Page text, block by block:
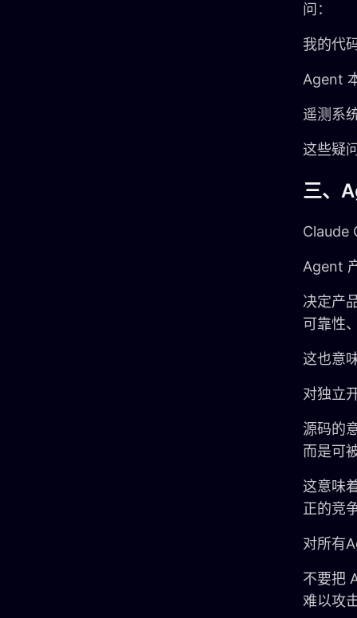
问：
我的代
Agent
遥测系
这些疑
三、
Claude
Agent
决定产
可靠性
这也意
对独立
源码的
而是可
这意味
正的竞
对所有
不要把
难以攻